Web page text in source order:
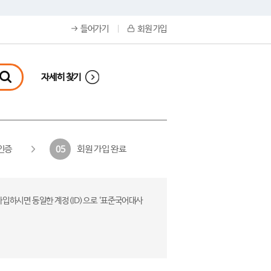
들어가기 회원 가입
자세히 찾기
증 05 회원 가입 완료
하시면 동일한 계정(ID)으로 ‘표준국어대사